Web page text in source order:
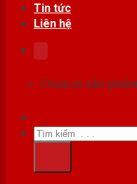
Tin tức
Liên hệ
Chưa có sản
Tìm
kiếm: